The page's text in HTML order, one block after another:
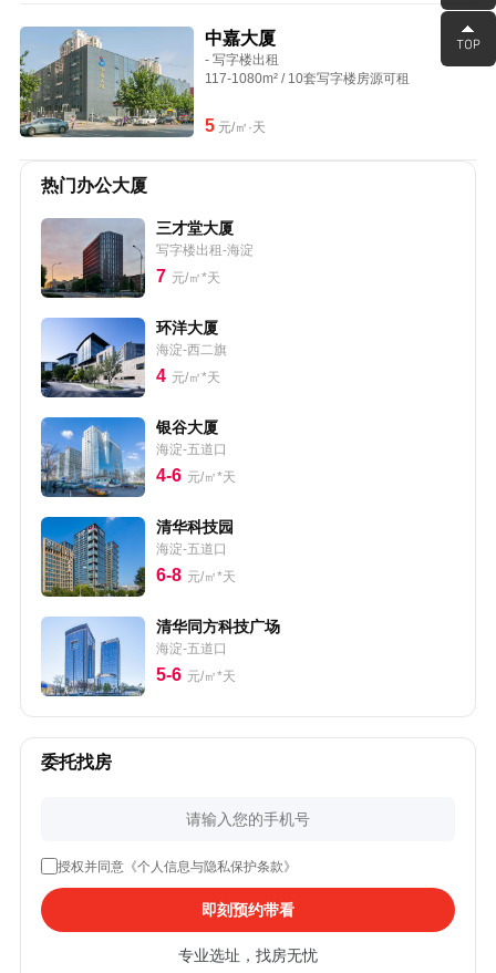
中嘉大厦
- 写字楼出租
117-1080m² / 10套写字楼房源可租
5元/㎡·天
热门办公大厦
三才堂大厦
写字楼出租-海淀
7 元/㎡*天
环洋大厦
海淀-西二旗
4 元/㎡*天
银谷大厦
海淀-五道口
4-6 元/㎡*天
清华科技园
海淀-五道口
6-8 元/㎡*天
清华同方科技广场
海淀-五道口
5-6 元/㎡*天
委托找房
授权并同意《个人信息与隐私保护条款》
即刻预约带看
专业选址，找房无忧